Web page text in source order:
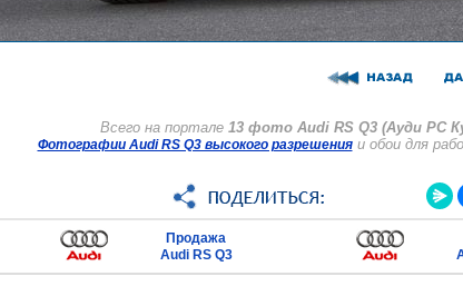
Всего на портале 13 фото Audi RS Q3 (Ауди РС
Фотографии Audi RS Q3 высокого разрешенияи обои для
Продажа
Audi RS Q3